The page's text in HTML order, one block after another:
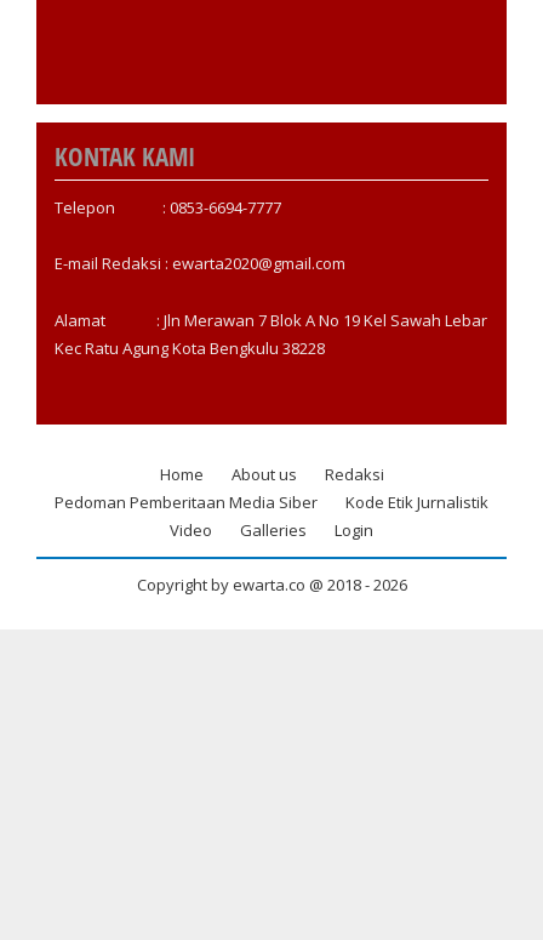
KONTAK KAMI
Telepon : 0853-6694-7777
E-mail Redaksi : ewarta2020@gmail.com
Alamat : Jln Merawan 7 Blok A No 19 Kel Sawah Lebar
Kec Ratu Agung Kota Bengkulu 38228
Footer
Home About us
Redaksi
Pedoman Pemberitaan Media Siber
Kode Etik Jurnalistik
Video
Galleries Login
Copyright by ewarta.co @ 2018 -2026